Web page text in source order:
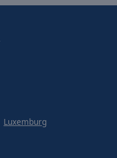
Luxemburg